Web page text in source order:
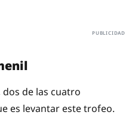
de las cuatro
es levantar este trofeo.